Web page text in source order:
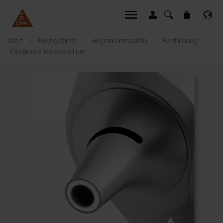
Start Fachgebiete Allgemeinmedizin
Fortbildung
Otoskopie Kompendium